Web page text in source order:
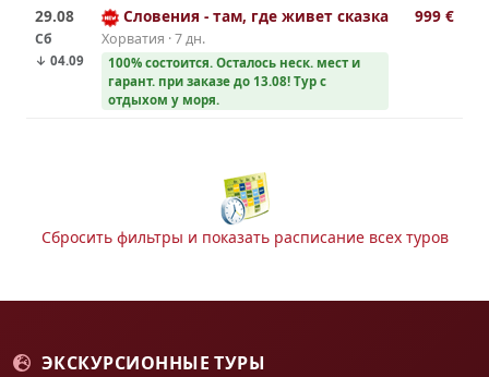
29.08
Сб
↓ 04.09
Словения - там, где живет сказка
Хорватия · 7 дн.
100% cостоится. Осталось неск. мест и
гарант. при заказе до 13.08! Тур с
отдыхом у моря.
999 €
Сбросить фильтры и показать расписание всех туров
ЭКСКУРСИОННЫЕ ТУРЫ